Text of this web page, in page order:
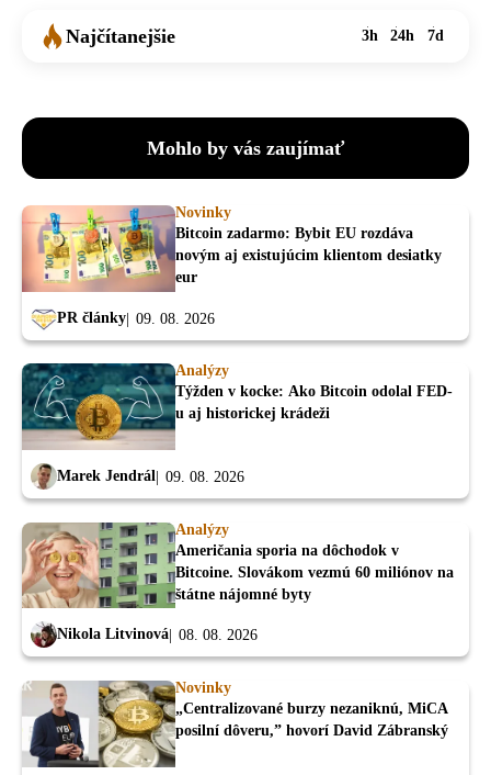
Najčítanejšie 3h 24h 7d
Mohlo by vás zaujímať
Novinky
Bitcoin zadarmo: Bybit EU rozdáva
novým aj existujúcim klientom desiatky
eur
PR články 09. 08. 2026
Analýzy
Týžden v kocke: Ako Bitcoin odolal FED-
u aj historickej krádeži
Marek Jendrál 09. 08. 2026
Analýzy
Američania sporia na dôchodok v
Bitcoine. Slovákom vezmú 60 miliónov na
štátne nájomné byty
Nikola Litvinová 08. 08. 2026
Novinky
„Centralizované burzy nezaniknú, MiCA
posilní dôveru,” hovorí David Zábranský